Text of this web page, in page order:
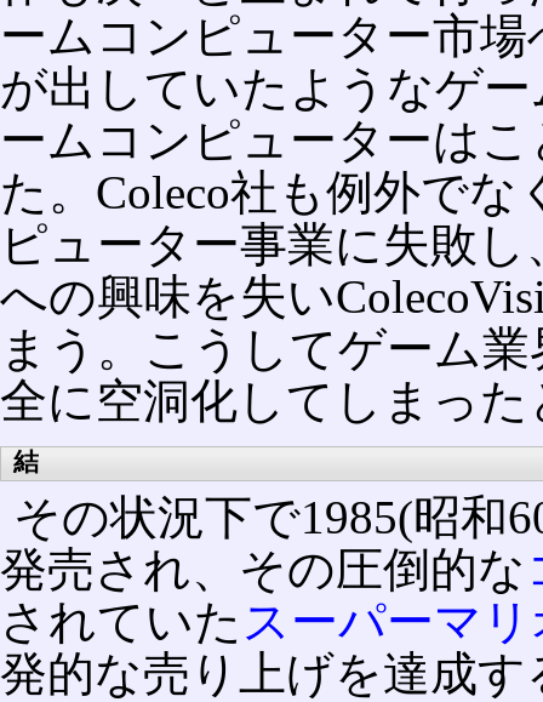
ームコンピューター市
が出していたようなゲ
ームコンピューターは
た。Coleco社も例外で
ピューター事業に失敗
への興味を失い
まう。こうしてゲーム
全に空洞化してしまっ
結
その状況下で1985(昭和
発売され、その圧倒的な
されていた スーパーマ
発的な売り上げを達成す